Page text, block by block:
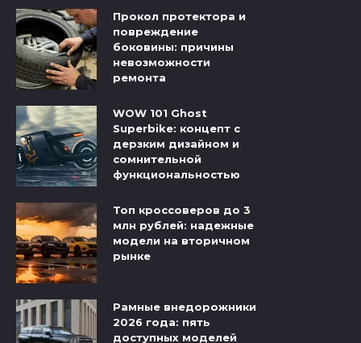
Прокол протектора и
повреждение
боковины: причины
невозможности
ремонта
WOW 101 Ghost
Superbike: концепт с
дерзким дизайном и
сомнительной
функциональностью
Топ кроссоверов до 3
млн рублей: надежные
модели на вторичном
рынке
Рамные внедорожники
2026 года: пять
доступных моделей